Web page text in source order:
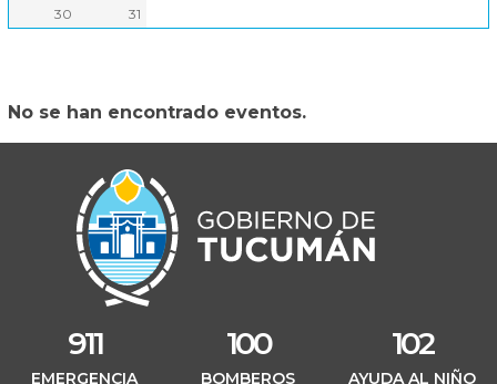
No se han encontrado eventos.
Oficiales
Salud
Cultura
30
31
911
EMERGENCIA
100
BOMBEROS
102
AYUDA AL NIÑO